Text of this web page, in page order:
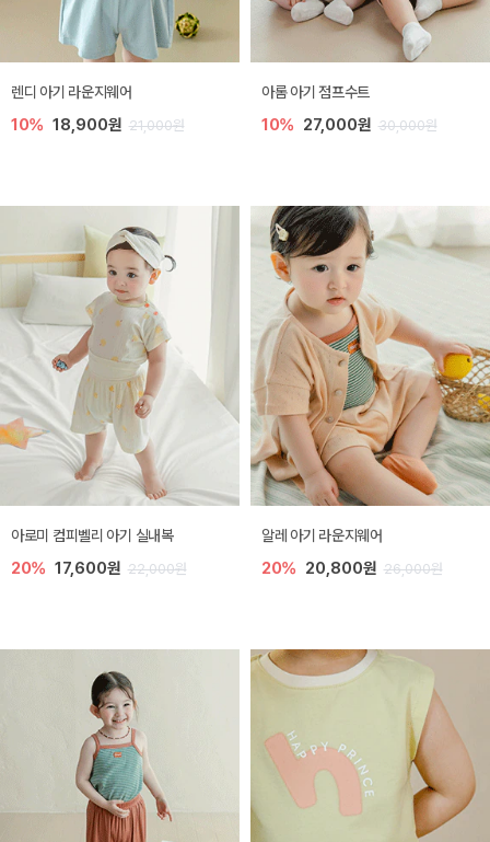
렌디 아기 라운지웨어
10% 18,900원 21,000원
아롬 아기 점프수트
10% 27,000원 30,000원
아로미 컴피벨리 아기 실내복
20% 17,600원 22,000원
알레 아기 라운지웨어
20% 20,800원 26,000원